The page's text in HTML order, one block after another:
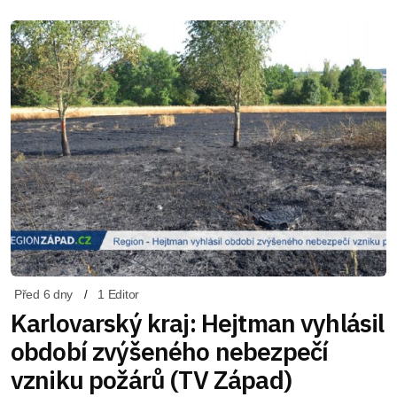
Před 6 dny 1 Editor
Karlovarský kraj: Hejtman vyhlásil
období zvýšeného nebezpečí
vzniku požárů (TV Západ)